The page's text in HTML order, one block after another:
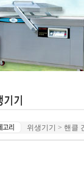
위생기기 > 핸클